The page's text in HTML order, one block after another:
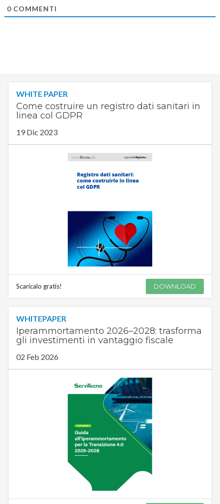
0COMMENTI
WHITE PAPER
Come costruire un registro dati sanitari in
linea col GDPR
19 Dic 2023
Scaricalo gratis! DOWNLOAD
WHITEPAPER
Iperammortamento 2026–2028: trasforma
gli investimenti in vantaggio fiscale
02 Feb 2026